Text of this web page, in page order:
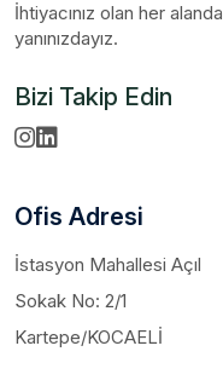
İhtiyacınız olan her alanda
yanınızdayız.
Bizi Takip Edin
Ofis Adresi
İstasyon Mahallesi Açıl
Sokak No: 2/1
Kartepe/KOCAELİ